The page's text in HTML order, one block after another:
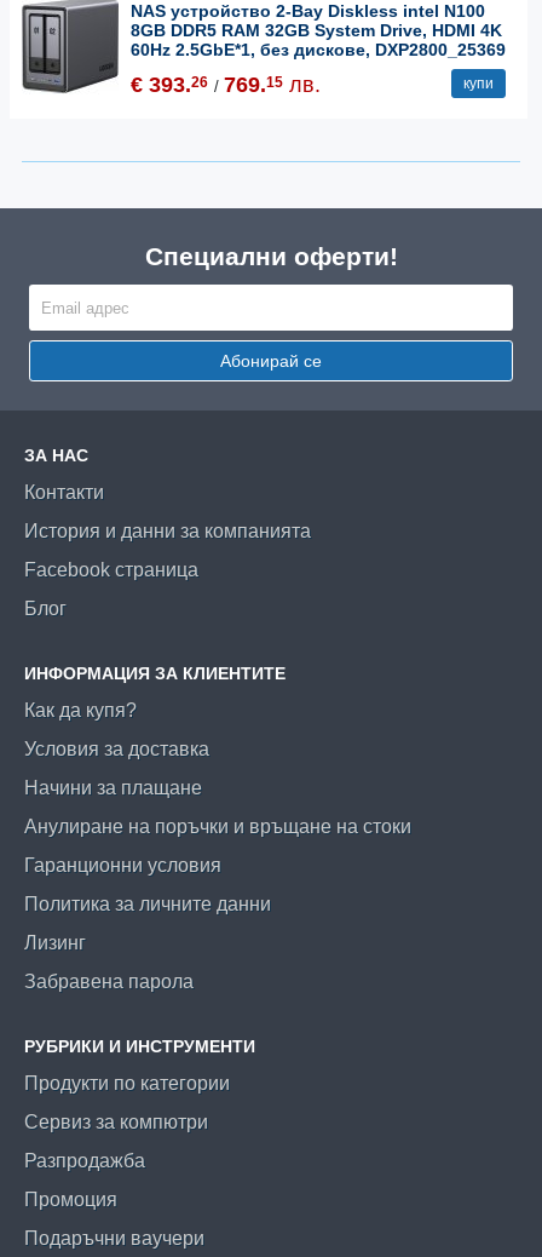
NAS устройство 2-Bay Diskless intel N100
8GB DDR5 RAM 32GB System Drive, HDMI 4K
60Hz 2.5GbE*1, без дискове, DXP2800_25369
€ 393.26 / 769.15 лв. купи
Специални оферти!
Абонирай се
ЗА НАС
Контакти
История и данни за компанията
Facebook страница
Блог
ИНФОРМАЦИЯ ЗА КЛИЕНТИТЕ
Как да купя?
Условия за доставка
Начини за плащане
Анулиране на поръчки и връщане на стоки
Гаранционни условия
Политика за личните данни
Лизинг
Забравена парола
РУБРИКИ И ИНСТРУМЕНТИ
Продукти по категории
Сервиз за компютри
Разпродажба
Промоция
Подаръчни ваучери